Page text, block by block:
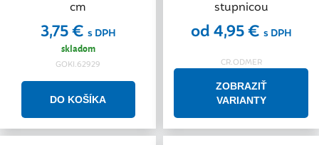
cm
3,75 € s DPH
skladom
GOKI.62929
stupnicou
od 4,95 € s DPH
CR.ODMER
ZOBRAZIŤ
VARIANTY